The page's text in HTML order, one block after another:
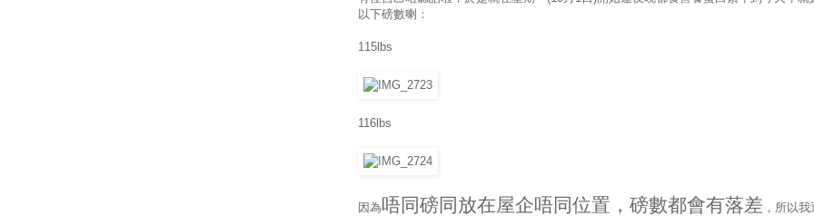
以下磅數喇：
115lbs
116lbs
因為唔同磅同放在屋企唔同位置，磅數都會有落差 ，所以我